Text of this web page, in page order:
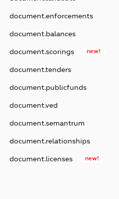
document.enforcements
document.balances
document.scorings new!
document.tenders
document.publicfunds
document.ved
document.semantrum
document.relationships
document.licenses new!